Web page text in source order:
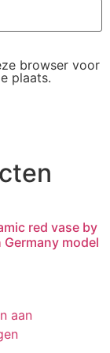
browser voor
plaats.
red vase by
Germany model
aan